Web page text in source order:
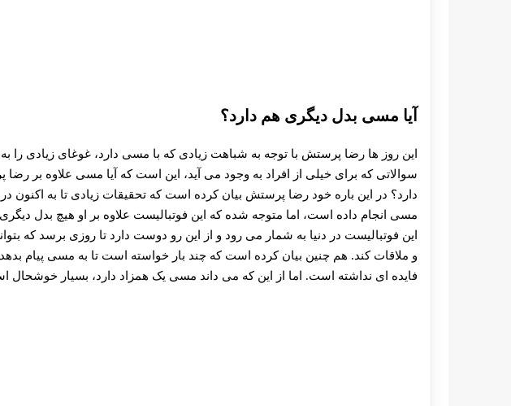
آیا مسی بدل دیگری هم دارد؟
این روز ها رضا پرستش با توجه به شباهت زیادی که با مسی دارد، غوغای زیادی را
سوالاتی که برای خیلی از افراد به وجود می آید، این است که آیا مسی علاوه بر
دارد؟ در این باره خود رضا پرستش بیان کرده است که تحقیقات زیادی تا به اکنون در
مسی انجام داده است، اما متوجه شده که این فوتبالیست علاوه بر او هیچ بدل دیگری
این فوتبالیست در دنیا به شمار می‌ رود و از این رو دوست دارد تا روزی برسد که
و ملاقات کند. هم چنین بیان کرده است که چند بار خواسته است تا به مسی پیام بدهد
فایده ای نداشته است. اما از این که می داند مسی یک همزاد دارد، بسیار خوشحال